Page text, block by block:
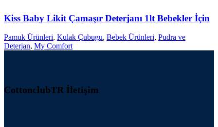
Kiss Baby Likit Çamaşır Deterjanı 1lt Bebekler İçin
Pamuk Ürünleri, Kulak Çubugu, Bebek Ürünleri, Pudra ve
Deterjan, My Comfort
CottonclubTR İletişim